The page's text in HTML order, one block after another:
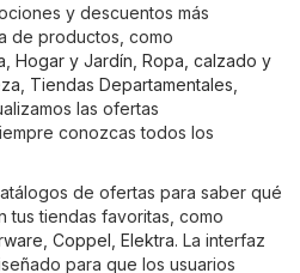
y descuentos más
de productos, como
Hogar y Jardín Ropa, calzado y
Tiendas Departamentales
las ofertas
conozcas todos los
de ofertas para saber qué
tus tiendas favoritas, como
Coppel Elektra. La interfaz
para que los usuarios